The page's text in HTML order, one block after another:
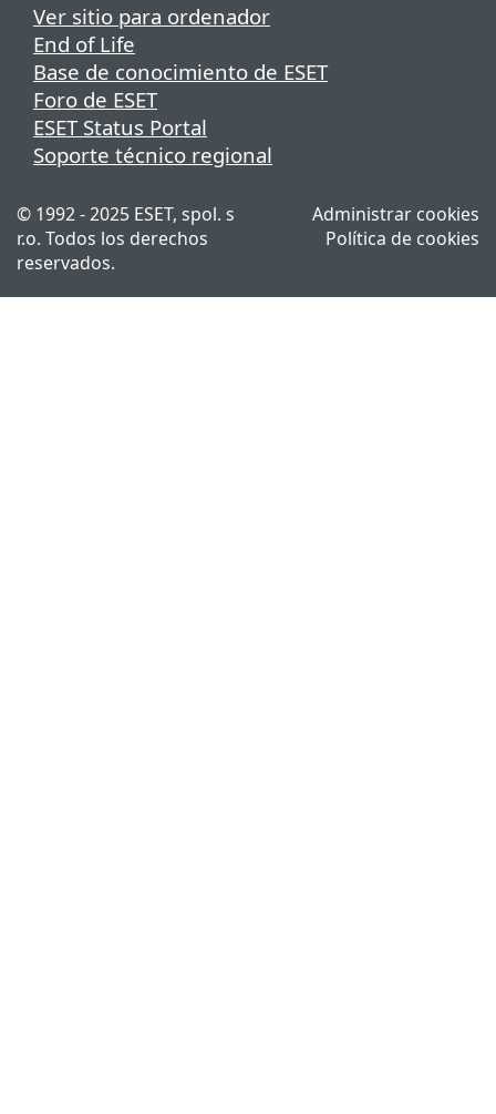
Ver sitio para ordenador
End of Life
Base de conocimiento de ESET
Foro de ESET
ESET Status Portal
Soporte técnico regional
© 1992 - 2025 ESET, spol. s
r.o. Todos los derechos
reservados.
Administrar cookies
Política de cookies